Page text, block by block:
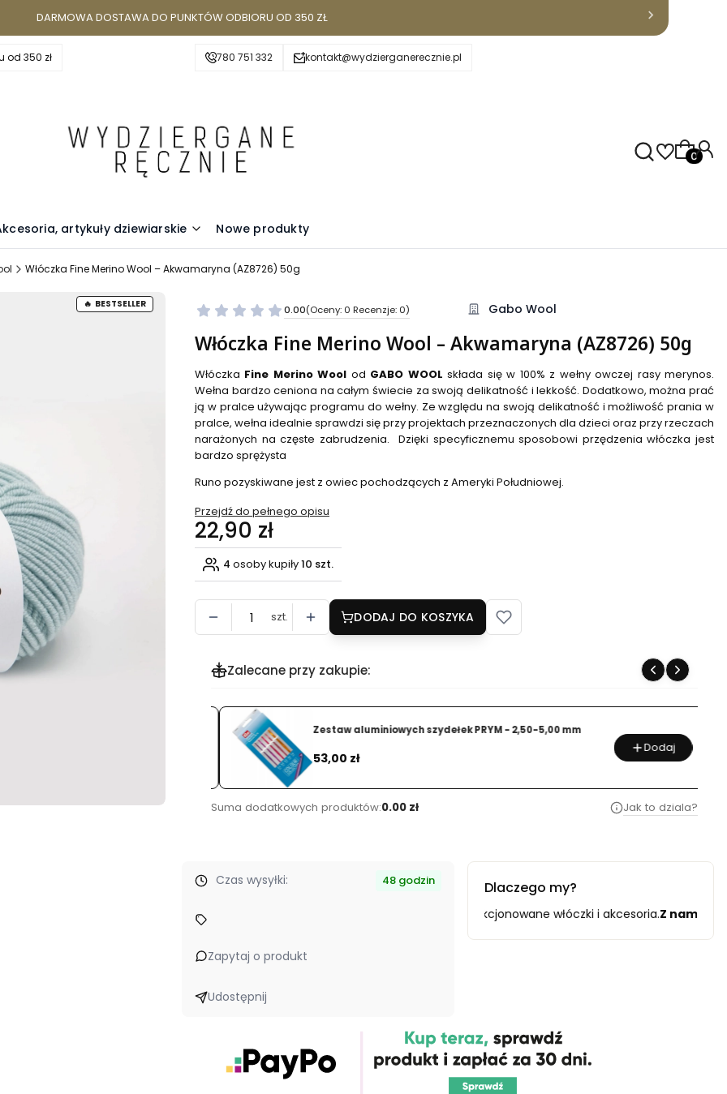
DARMOWA DOSTAWA DO PUNKTÓW ODBIORU OD 350 ZŁ
od 350 zł
780 751 332 kontakt@wydzierganerecznie.pl
artykuły dziewiarskie Nowe produkty
Włóczka Fine Merino Wool – Akwamaryna (AZ8726) 50g
BESTSELLER 0.00(Oceny: 0 Recenzje: 0)
Przejdź do sekcji Opinie
Gabo Wool
Włóczka Fine Merino Wool – Akwamaryna (AZ8726) 50g
Włóczka Fine Merino Wool od GABO WOOL składa się w 100% z wełny owczej rasy merynos.
Wełna bardzo ceniona na całym świecie za swoją delikatność i lekkość. Dodatkowo, można prać
ją w pralce używając programu do wełny. Ze względu na swoją delikatność i możliwość prania w
pralce, wełna idealnie sprawdzi się przy projektach przeznaczonych dla dzieci oraz przy rzeczach
narażonych na częste zabrudzenia. Dzięki specyficznemu sposobowi przędzenia włóczka jest
bardzo sprężysta
Runo pozyskiwane jest z owiec pochodzących z Ameryki Południowej.
Przejdź do pełnego opisu
Cena
22,90 zł
4 osoby kupiły10 szt.
szt. DODAJ DO KOSZYKA
Zalecane przy zakupie:
Zestaw aluminiowych szydełek PRYM - 2,50-5,00 mm
Cena
53,00 zł
Dodaj
Suma dodatkowych produktów:0.00 zł Jak to dziala?
Czas wysyłki: 48 godzin
Zapytaj o produkt
Udostępnij
Dlaczego my?
- wybieramy tylko starannie wyselekcjonowane włóczki i akcesoria. Z nami to nie tylko zakupy– to